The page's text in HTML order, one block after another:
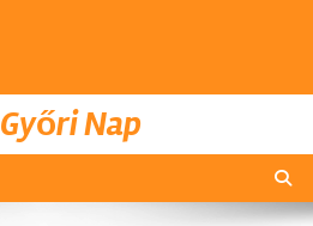
Győri Nap